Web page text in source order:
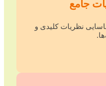
نظریات کلیدی و